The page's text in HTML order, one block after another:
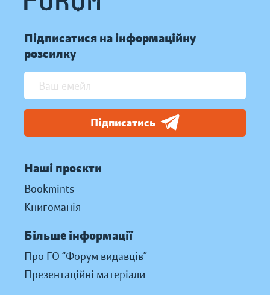
Підписатися на інформаційну
розсилку
Підписатись
Наші проєкти
Bookmints
Книгоманія
Більше інформації
Про ГО “Форум видавців”
Презентаційні матеріали